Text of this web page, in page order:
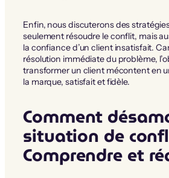
Enfin, nous discuterons des
seulement résoudre le conflit, mais
la confiance d’un client insatisfait.
résolution immédiate du problème,
transformer un client mécontent en
la marque, satisfait et fidèle.
Comment
situation de
Comprendre et